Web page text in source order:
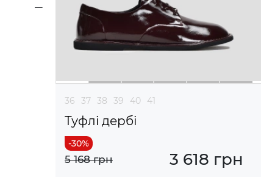
36 37 38 39 40 41
Туфлі дербі
3 618 грн
5 168 грн